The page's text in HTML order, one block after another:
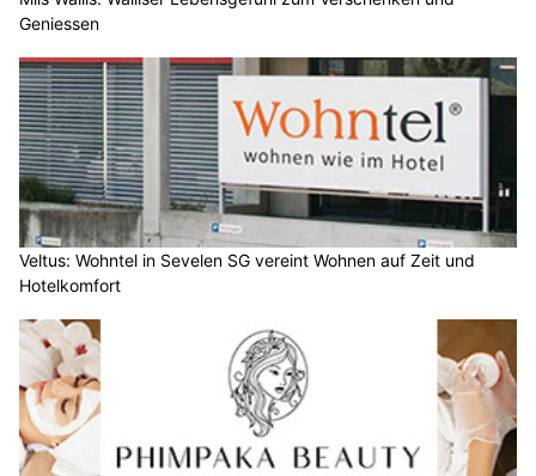
Geniessen
Veltus: Wohntel in Sevelen SG vereint Wohnen auf Zeit und
Hotelkomfort